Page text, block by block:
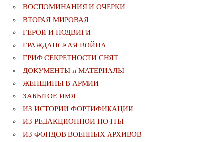
ВОСПОМИНАНИЯ И ОЧЕРКИ
ВТОРАЯ МИРОВАЯ
ГЕРОИ И ПОДВИГИ
ГРАЖДАНСКАЯ ВОЙНА
ГРИФ СЕКРЕТНОСТИ СНЯТ
ДОКУМЕНТЫ и МАТЕРИАЛЫ
ЖЕНЩИНЫ В АРМИИ
ЗАБЫТОЕ ИМЯ
ИЗ ИСТОРИИ ФОРТИФИКАЦИИ
ИЗ РЕДАКЦИОННОЙ ПОЧТЫ
ИЗ ФОНДОВ ВОЕННЫХ АРХИВОВ